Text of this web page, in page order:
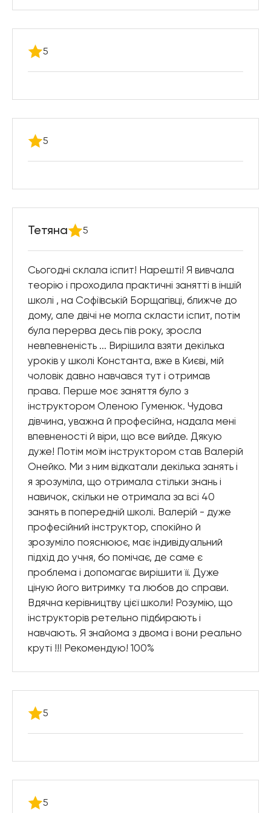
5
5
Тетяна 5
Сьогодні склала іспит! Нарешті! Я вивчала
теорію і проходила практичні занятті в іншій
школі , на Софіївській Борщагівці, ближче до
дому, але двічі не могла скласти іспит, потім
була перерва десь пів року, зросла
невпевненість ... Вирішила взяти декілька
уроків у школі Константа, вже в Києві, мій
чоловік давно навчався тут і отримав
права. Перше моє заняття було з
інструктором Оленою Гуменюк. Чудова
дівчина, уважна й професійна, надала мені
впевненості й віри, що все вийде. Дякую
дуже! Потім моїм інструктором став Валерій
Онейко. Ми з ним відкатали декілька занять і
я зрозуміла, що отримала стільки знань і
навичок, скільки не отримала за всі 40
занять в попередній школі. Валерій - дуже
професійний інструктор, спокійно й
зрозуміло пояснюює, має індивідуальний
підхід до учня, бо помічає, де саме є
проблема і допомагає вирішити її. Дуже
ціную його витримку та любов до справи.
Вдячна керівництву цієї школи! Розумію, що
інструкторів ретельно підбирають і
навчають. Я знайома з двома і вони реально
круті !!! Рекомендую! 100%
5
5